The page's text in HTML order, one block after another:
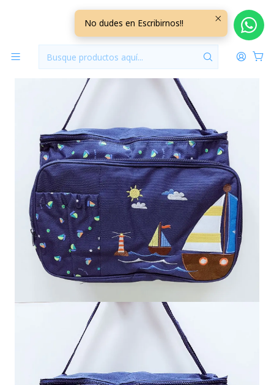
Inicio Pañaleras
Bolso Maternal Con Cambiador Azul Barcos
No dudes en Escribirnos!!